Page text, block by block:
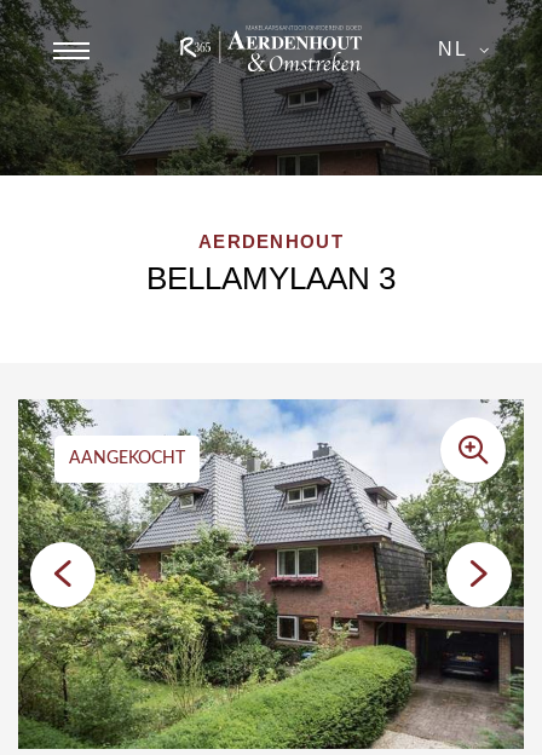
NL
AERDENHOUT
BELLAMYLAAN 3
AANGEKOCHT